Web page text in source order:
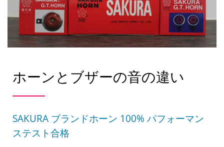
ホーンとブザーの音の違い
SAKURA ブランドホーン 100% パフォーマン
ステスト合格